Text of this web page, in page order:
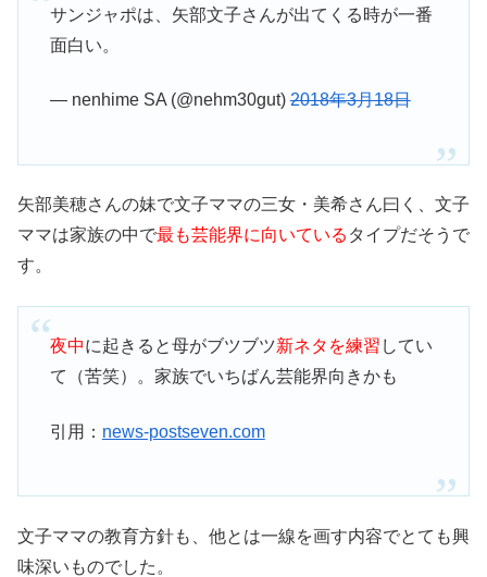
サンジャポは、矢部文子さんが出てくる時が一番
面白い。
— nenhime SA (@nehm30gut)2018年3月18日
矢部美穂さんの妹で文子ママの三女・美希さん曰く、文子
ママは家族の中で最も芸能界に向いている タイプだそうで
す。
夜中に起きると母がブツブツ新ネタを練習 してい
て（苦笑）。家族でいちばん芸能界向きかも
引用： news-postseven.com
文子ママの教育方針も、他とは一線を画す内容でとても興
味深いものでした。